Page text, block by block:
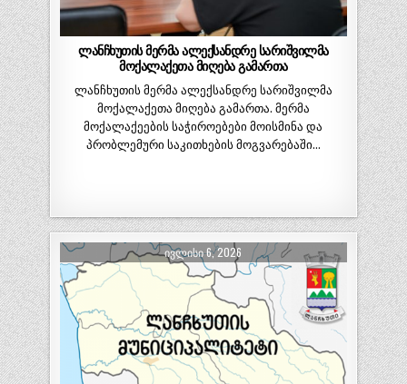
ლანჩხუთის მერმა ალექსანდრე სარიშვილმა
მოქალაქეთა მიღება გამართა
ლანჩხუთის მერმა ალექსანდრე სარიშვილმა
მოქალაქეთა მიღება გამართა. მერმა
მოქალაქეების საჭიროებები მოისმინა და
პრობლემური საკითხების მოგვარებაში…
ᲘᲕᲚᲘᲡᲘ 6, 2026